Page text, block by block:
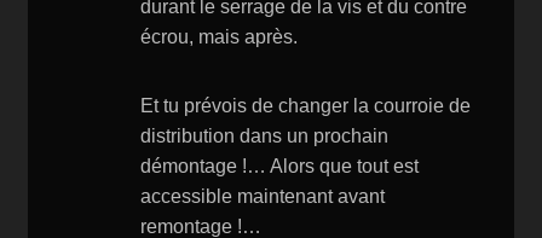
durant le serrage de la vis et du contre
écrou, mais après.
Et tu prévois de changer la courroie de
distribution dans un prochain
démontage !… Alors que tout est
accessible maintenant avant
remontage !…